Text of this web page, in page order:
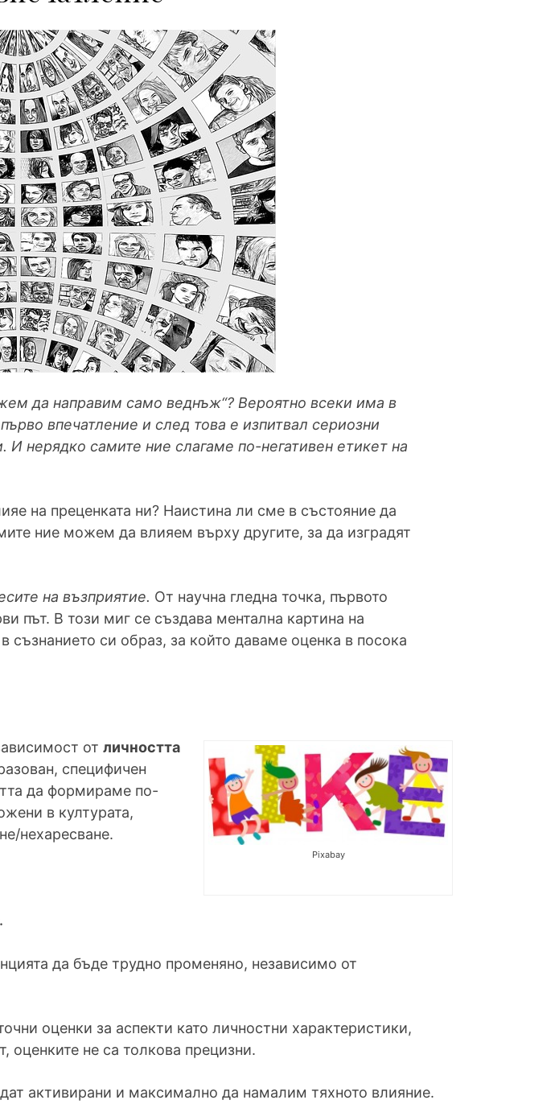
да направим само веднъж“? Вероятно всеки има в
впечатление и след това е изпитвал сериозни
нерядко самите ние слагаме по-негативен етикет на
на преценката ни? Наистина ли сме в състояние да
ние можем да влияем върху другите, за да изградят
на възприятие. От научна гледна точка, първото
път. В този миг се създава ментална картина на
си образ, за който даваме оценка в посока
Pixabay
от личността
специфичен
да формираме по-
в културата,
нехаресване.
да бъде трудно променяно, независимо от
оценки за аспекти като личностни характеристики,
оценките не са толкова прецизни.
активирани и максимално да намалим тяхното влияние.